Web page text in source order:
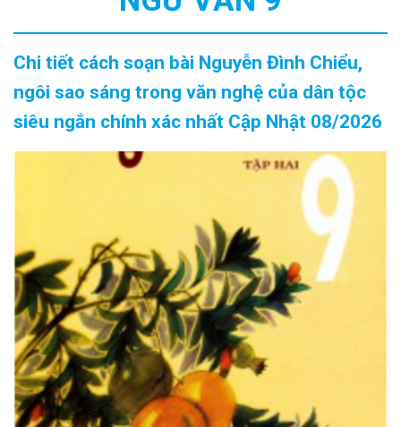
Chi tiết cách soạn bài Nguyễn Đình Chiểu,
ngôi sao sáng trong văn nghệ của dân tộc
siêu ngắn chính xác nhất Cập Nhật 08/2026